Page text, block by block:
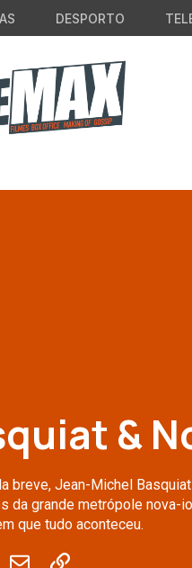
DESPORTO
&
breve, Jean-Michel
da grande metrópole nova-
que tudo aconteceu.